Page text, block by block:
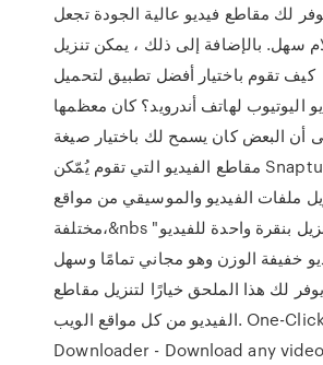
لك مقاطع فيديو عالية الجودة تجعل
سهل. بالإضافة إلى ذلك ، يمكن تنزيل
تقوم باختيار أفضل تطبيق لتحميل
اليوتيوب لهاتف أندرويد؟ كان معظمها
أن البعض كان يسمح لك باختيار صيغة
مقاطع الفيديو التي تقوم يُمّكن Snaptube مستخدميه
ملفات الفيديو والموسيقي من مواقع
مختلفة،&nbs يعد برنامج "تنزيل بنقرة واحدة للفيديو"
خفيفة الوزن وهو مجاني تمامًا وسهل
لك هذا الملحق خيارًا لتنزيل مقاطع
الفيديو من كل مواقع الويب. One-Click Video
Downloader - Download any